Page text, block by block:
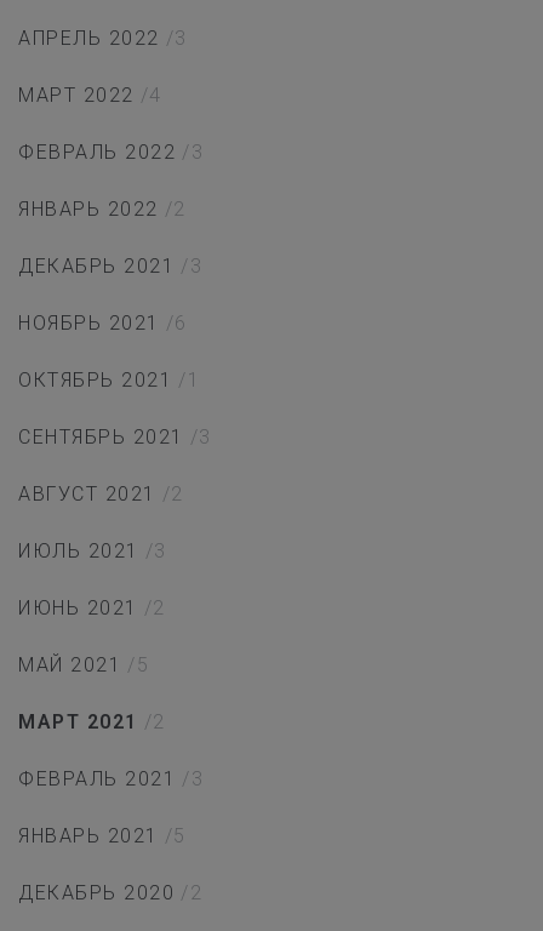
АПРЕЛЬ 2022 /3
МАРТ 2022 /4
ФЕВРАЛЬ 2022 /3
ЯНВАРЬ 2022 /2
ДЕКАБРЬ 2021 /3
НОЯБРЬ 2021 /6
ОКТЯБРЬ 2021 /1
СЕНТЯБРЬ 2021 /3
АВГУСТ 2021 /2
ИЮЛЬ 2021 /3
ИЮНЬ 2021 /2
МАЙ 2021 /5
МАРТ 2021 /2
ФЕВРАЛЬ 2021 /3
ЯНВАРЬ 2021 /5
ДЕКАБРЬ 2020 /2